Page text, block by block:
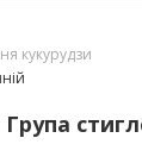
кукурудзи